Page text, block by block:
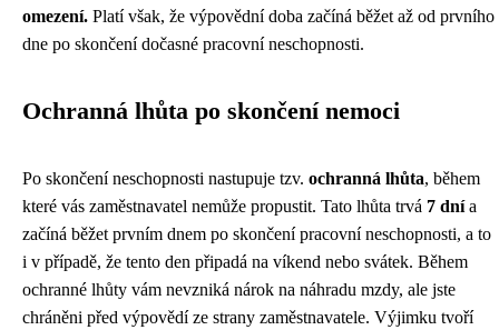
omezení. Platí však, že výpovědní doba začíná běžet až od prvního
dne po skončení dočasné pracovní neschopnosti.
Ochranná lhůta po skončení nemoci
Po skončení neschopnosti nastupuje tzv. ochranná lhůta, během
které vás zaměstnavatel nemůže propustit. Tato lhůta trvá 7 dnía
začíná běžet prvním dnem po skončení pracovní neschopnosti, a to
i v případě, že tento den připadá na víkend nebo svátek. Během
ochranné lhůty vám nevzniká nárok na náhradu mzdy, ale jste
chráněni před výpovědí ze strany zaměstnavatele. Výjimku tvoří